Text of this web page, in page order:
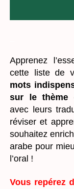
Apprenez
cette liste de
mots
sur le thème
avec leurs
réviser et
souhaitez
arabe pour
l’oral !
Vous repérez